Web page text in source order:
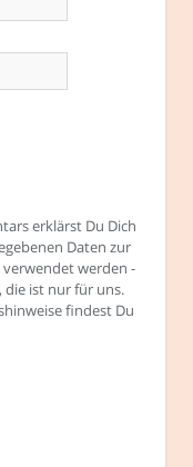
erklärst Du Dich
Daten zur
werden -
die ist nur für uns.
findest Du